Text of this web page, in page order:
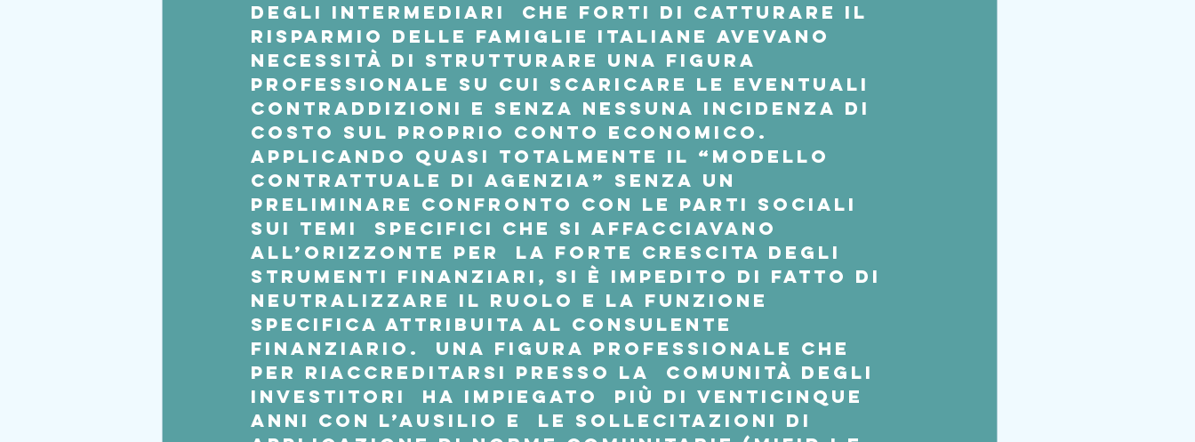
degli intermediari  che forti di catturare il
risparmio delle famiglie italiane avevano
necessità di strutturare una figura
professionale su cui scaricare le eventuali
contraddizioni e senza nessuna incidenza di
costo sul proprio conto economico.
Applicando quasi totalmente il “modello
contrattuale di agenzia ” senza un
preliminare confronto con le parti sociali
sui temi  specifici che si affacciavano
all’orizzonte per  la forte crescita degli
strumenti finanziari, si è impedito di fatto di
neutralizzare il ruolo e la funzione
specifica attribuita al consulente
finanziario.  Una figura professionale che
per riaccreditarsi presso la  comunità degli
investitori  ha impiegato  più di venticinque
anni con l’ausilio e  le sollecitazioni di